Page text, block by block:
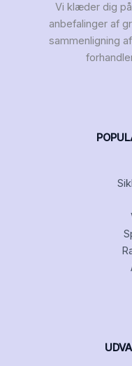
Vi klæder dig
anbefalinger af
sammenligning